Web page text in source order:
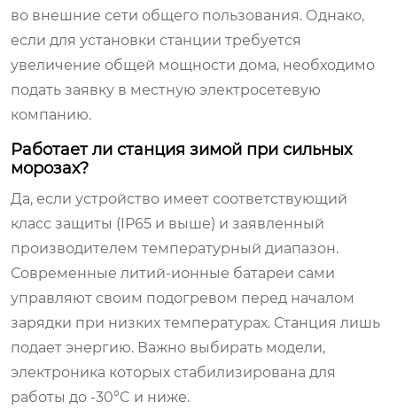
во внешние сети общего пользования. Однако,
если для установки станции требуется
увеличение общей мощности дома, необходимо
подать заявку в местную электросетевую
компанию.
Работает ли станция зимой при сильных
морозах?
Да, если устройство имеет соответствующий
класс защиты (IP65 и выше) и заявленный
производителем температурный диапазон.
Современные литий-ионные батареи сами
управляют своим подогревом перед началом
зарядки при низких температурах. Станция лишь
подает энергию. Важно выбирать модели,
электроника которых стабилизирована для
работы до -30°C и ниже.